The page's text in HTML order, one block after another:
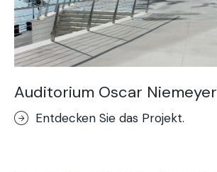
Auditorium Oscar Niemeyer
Entdecken Sie das Projekt.